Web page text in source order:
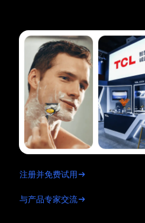
注册并免费试用
与产品专家交流